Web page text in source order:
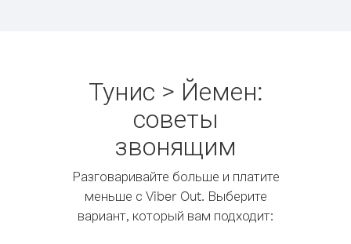
Тунис > Йемен:
советы
звонящим
Разговаривайте больше и платите
меньше с Viber Out. Выберите
вариант, который вам подходит: